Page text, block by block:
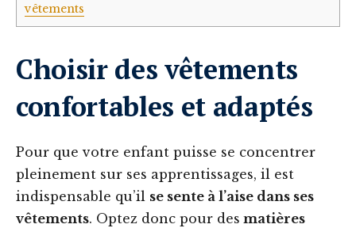
vêtements
Choisir des vêtements
confortables et adaptés
Pour que votre enfant puisse se concentrer
pleinement sur ses apprentissages, il est
indispensable qu’il se sente à l’aise dans ses
vêtements. Optez donc pour des matières